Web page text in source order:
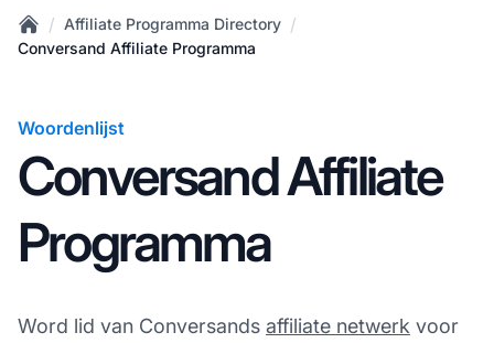
Home
/ Affiliate Programma Directory /
Conversand Affiliate Programma
Woordenlijst
Conversand Affiliate
Programma
Word lid van Conversands affiliate netwerk voor